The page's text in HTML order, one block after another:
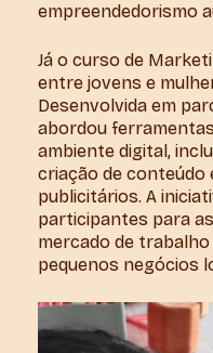
empreendedorismo
Já o curso de
entre jovens e
Desenvolvida em
abordou
ambiente digital,
criação de conteúdo
publicitários. A
participantes para
mercado de
pequenos negócios